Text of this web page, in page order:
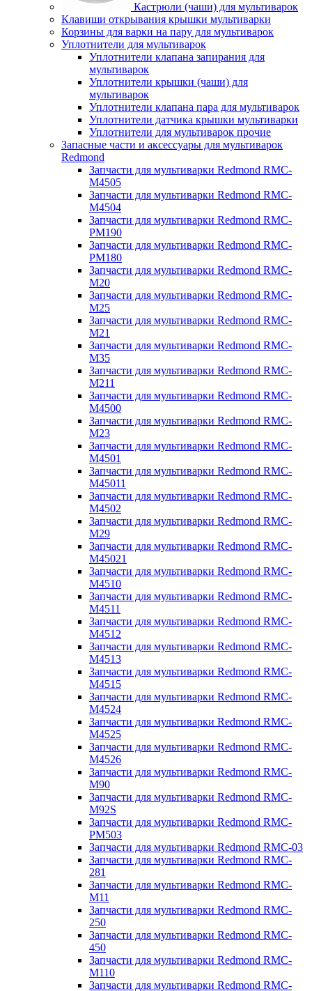
Кастрюли (чаши) для мультиварок
Клавиши открывания крышки мультиварки
Корзины для варки на пару для мультиварок
Уплотнители для мультиварок
Уплотнители клапана запирания для
мультиварок
Уплотнители крышки (чаши) для
мультиварок
Уплотнители клапана пара для мультиварок
Уплотнители датчика крышки мультиварки
Уплотнители для мультиварок прочие
Запасные части и аксессуары для мультиварок
Redmond
Запчасти для мультиварки Redmond RMC-
M4505
Запчасти для мультиварки Redmond RMC-
M4504
Запчасти для мультиварки Redmond RMC-
PM190
Запчасти для мультиварки Redmond RMC-
PM180
Запчасти для мультиварки Redmond RMC-
M20
Запчасти для мультиварки Redmond RMC-
M25
Запчасти для мультиварки Redmond RMC-
M21
Запчасти для мультиварки Redmond RMC-
M35
Запчасти для мультиварки Redmond RMC-
M211
Запчасти для мультиварки Redmond RMC-
M4500
Запчасти для мультиварки Redmond RMC-
M23
Запчасти для мультиварки Redmond RMC-
M4501
Запчасти для мультиварки Redmond RMC-
M45011
Запчасти для мультиварки Redmond RMC-
M4502
Запчасти для мультиварки Redmond RMC-
M29
Запчасти для мультиварки Redmond RMC-
M45021
Запчасти для мультиварки Redmond RMC-
M4510
Запчасти для мультиварки Redmond RMC-
M4511
Запчасти для мультиварки Redmond RMC-
M4512
Запчасти для мультиварки Redmond RMC-
M4513
Запчасти для мультиварки Redmond RMC-
M4515
Запчасти для мультиварки Redmond RMC-
M4524
Запчасти для мультиварки Redmond RMC-
M4525
Запчасти для мультиварки Redmond RMC-
M4526
Запчасти для мультиварки Redmond RMC-
M90
Запчасти для мультиварки Redmond RMC-
M92S
Запчасти для мультиварки Redmond RMC-
PM503
Запчасти для мультиварки Redmond RMC-03
Запчасти для мультиварки Redmond RMC-
281
Запчасти для мультиварки Redmond RMC-
M11
Запчасти для мультиварки Redmond RMC-
250
Запчасти для мультиварки Redmond RMC-
450
Запчасти для мультиварки Redmond RMC-
M110
Запчасти для мультиварки Redmond RMC-